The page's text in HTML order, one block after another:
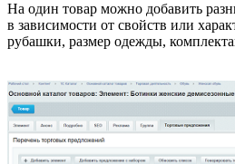
На один товар можно добавить
в зависимости от свойств или
рубашки, размер одежды,